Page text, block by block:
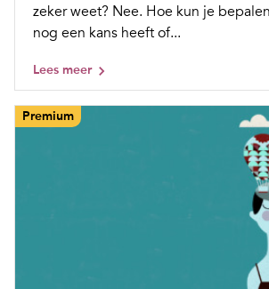
zeker weet? Nee. Hoe kun je
nog een kans heeft of...
Lees meer
Premium